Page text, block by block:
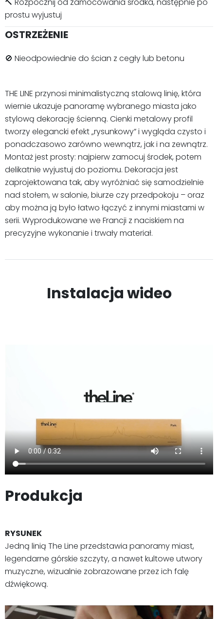
prostu wyjustuj
OSTRZEŻENIE
🚫 Nieodpowiednie do ścian z cegły lub betonu
THE LINE przynosi minimalistyczną stalową linię, która
wiernie ukazuje panoramę wybranego miasta jako
stylową dekorację ścienną. Cienki metalowy profil
tworzy elegancki efekt „rysunkowy” i wygląda czysto i
ponadczasowo zarówno wewnątrz, jak i na zewnątrz.
Montaż jest prosty: najpierw zamocuj środek, potem
delikatnie wyjustuj do poziomu. Dekoracja jest
zaprojektowana tak, aby wyróżniać się samodzielnie
nad stołem, w salonie, biurze czy przedpokoju – oraz
aby można ją było łatwo łączyć z innymi miastami w
serii. Wyprodukowane we Francji z naciskiem na
precyzyjne wykonanie i trwały materiał.
Instalacja wideo
Produkcja
RYSUNEK
Jedną linią The Line przedstawia panoramy miast,
legendarne górskie szczyty, a nawet kultowe utwory
muzyczne, wizualnie zobrazowane przez ich falę
dźwiękową.